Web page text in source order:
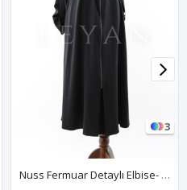
3
Nuss Fermuar Detaylı Elbise- LYN03860 Siyah